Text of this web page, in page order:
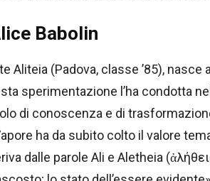
Babolin
Aliteia (Padova, classe ’85),
sperimentazione l’ha condotta
di conoscenza e di
ha da subito colto il valore
dalle parole Ali e Aletheia